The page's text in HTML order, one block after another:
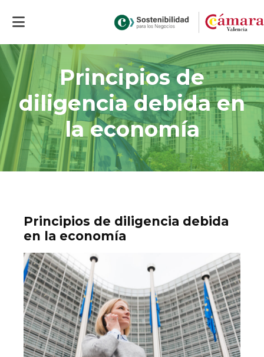
Principios de diligencia debida en la economía
Principios de
diligencia debida en
la economía
Principios de diligencia debida
en la economía